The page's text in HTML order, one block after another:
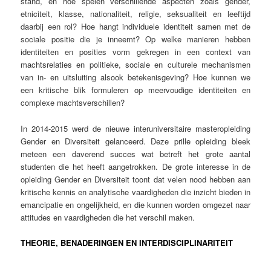
etniciteit, klasse, nationaliteit, religie, seksualiteit en leeftijd
daarbij een rol? Hoe hangt individuele identiteit samen met de
sociale positie die je inneemt? Op welke manieren hebben
identiteiten en posities vorm gekregen in een context van
machtsrelaties en politieke, sociale en culturele mechanismen
van in- en uitsluiting alsook betekenisgeving? Hoe kunnen we
een kritische blik formuleren op meervoudige identiteiten en
complexe machtsverschillen?
In 2014-2015 werd de nieuwe interuniversitaire masteropleiding
Gender en Diversiteit gelanceerd. Deze prille opleiding bleek
meteen een daverend succes wat betreft het grote aantal
studenten die het heeft aangetrokken. De grote interesse in de
opleiding Gender en Diversiteit toont dat velen nood hebben aan
kritische kennis en analytische vaardigheden die inzicht bieden in
emancipatie en ongelijkheid, en die kunnen worden omgezet naar
attitudes en vaardigheden die het verschil maken.
THEORIE, BENADERINGEN EN INTERDISCIPLINARITEIT